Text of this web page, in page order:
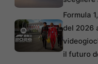
Formula
del 2026
il futuro